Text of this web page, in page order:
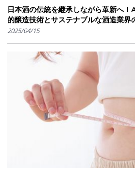
日本酒の伝統を継承しながら革新へ
的醸造技術とサステナブルな酒造業界
2025/04/15